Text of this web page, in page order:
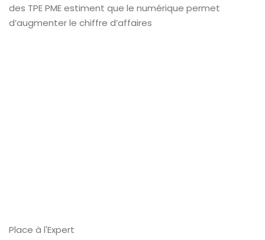
des TPE PME estiment que le numérique permet
d’augmenter le chiffre d’affaires
Place à l'Expert